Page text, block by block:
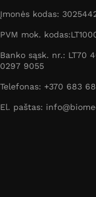
Įmonės kodas:
PVM mok.
Banko sąsk. nr.: LT70
0297 9055
Telefonas: +370 683
El. paštas: